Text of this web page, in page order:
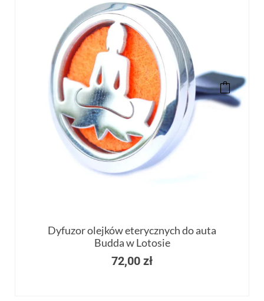
Dyfuzor olejków eterycznych do auta
Budda w Lotosie
72,00 zł